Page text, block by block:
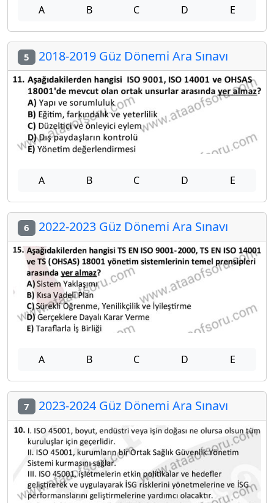
A B C D E
5 2018-2019 Güz Dönemi Ara Sınavı
A B C D E
6 2022-2023 Güz Dönemi Ara Sınavı
A B C D E
7 2023-2024 Güz Dönemi Ara Sınavı